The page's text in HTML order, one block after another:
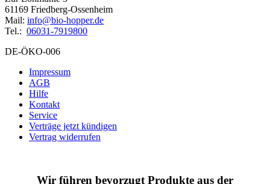
61169 Friedberg-Ossenheim
Mail: info@bio-hopper.de
Tel.: 06031-7919800
DE-ÖKO-006
Impressum
AGB
Hilfe
Kontakt
Service
Verträge jetzt kündigen
Vertrag widerrufen
Wir führen bevorzugt Produkte aus der